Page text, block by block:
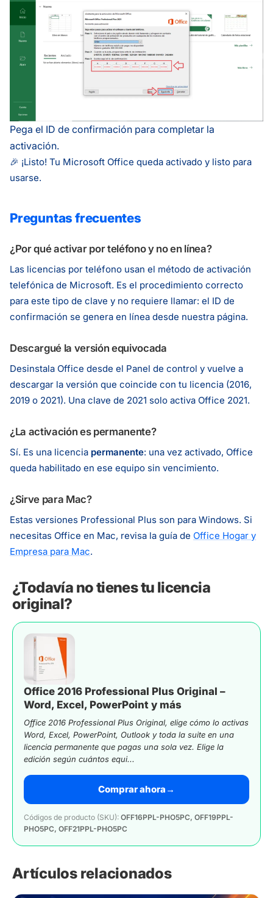
Pega el ID de confirmación para completar la
activación.
🎉 ¡Listo! Tu Microsoft Office queda activado y listo para
usarse.
Preguntas frecuentes
¿Por qué activar por teléfono y no en línea?
Las licencias por teléfono usan el método de activación
telefónica de Microsoft. Es el procedimiento correcto
para este tipo de clave y no requiere llamar: el ID de
confirmación se genera en línea desde nuestra página.
Descargué la versión equivocada
Desinstala Office desde el Panel de control y vuelve a
descargar la versión que coincide con tu licencia (2016,
2019 o 2021). Una clave de 2021 solo activa Office 2021.
¿La activación es permanente?
Sí. Es una licencia permanente: una vez activado, Office
queda habilitado en ese equipo sin vencimiento.
¿Sirve para Mac?
Estas versiones Professional Plus son para Windows. Si
necesitas Office en Mac, revisa la guía deOffice Hogar y
Empresa para Mac.
¿Todavía no tienes tu licencia
original?
Office 2016 Professional Plus Original –
Word, Excel, PowerPoint y más
Office 2016 Professional Plus Original, elige cómo lo activas
Word, Excel, PowerPoint, Outlook y toda la suite en una
licencia permanente que pagas una sola vez. Elige la
edición según cuántos equi...
Comprar ahora →
Códigos de producto (SKU):OFF16PPL-PHO5PC, OFF19PPL-
PHO5PC, OFF21PPL-PHO5PC
Artículos relacionados